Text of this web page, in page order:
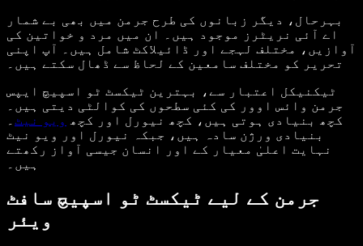
بہرحال، دیگر زبانوں کی طرح جرمن میں بھی بے شمار
اے آئی نریٹرز موجود ہیں۔ ان میں مرد و خواتین کی
آوازیں، مختلف لہجے اور ڈائیلاکٹ شامل ہیں۔ آپ اپنی
تحریر کو مختلف سامعین کے لحاظ سے ڈھال سکتے ہیں۔
ٹیکنیکل اعتبار سے، بہترین ٹیکسٹ ٹو اسپیچ ایپس
جرمن وائس اوور کی کئی سطحوں کی کوالٹی دیتی ہیں۔
کچھ بنیادی ہوتی ہیں، کچھ نیورل اور کچھ ویو نیٹ
بنیادی ورژن سادہ ہیں، جبکہ نیورل اور ویو نیٹ
نہایت اعلیٰ معیار کے اور انسان جیسی آواز رکھتے
ہیں۔
جرمن کے لیے ٹیکسٹ ٹو اسپیچ سافٹ
ویئر